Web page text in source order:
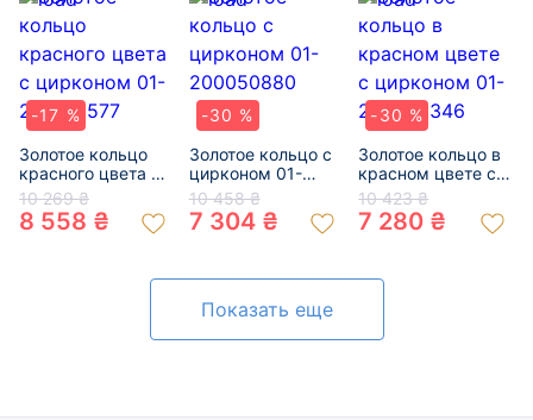
-17 %
Золотое кольцо
красного цвета с
цирконом 01-
200501577
10 269 ₴
8 558 ₴
-30 %
Золотое кольцо с
цирконом 01-
200050880
10 458 ₴
7 304 ₴
-30 %
Золотое кольцо в
красном цвете с
цирконом 01-
200082346
10 423 ₴
7 280 ₴
Показать еще